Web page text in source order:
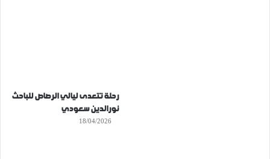
رحلة تتعدى ليالي الرصاص للباحث
نورالدين سعودي
18/04/2026